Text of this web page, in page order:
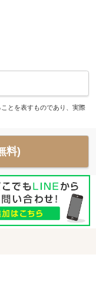
とを表すものであり、実際
料)